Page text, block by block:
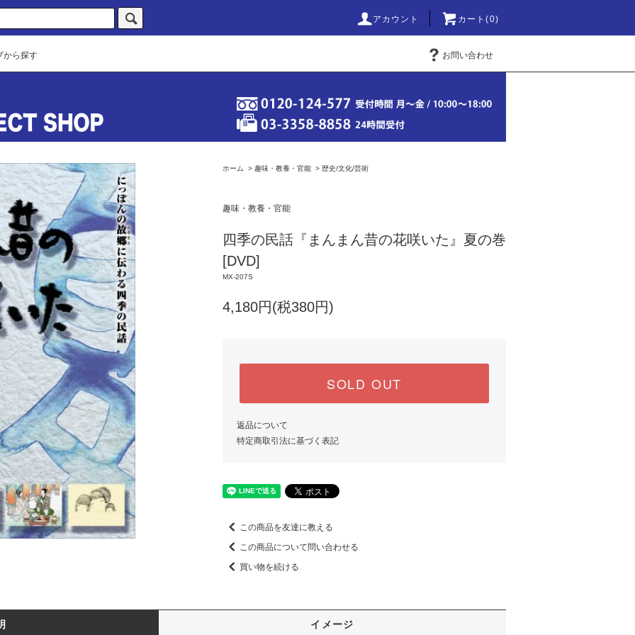
アカウント カート(0)
から探す お問い合わせ
ホーム > 趣味・教養・官能 > 歴史/文化/芸術
趣味・教養・官能
四季の民話『まんまん昔の花咲いた』夏の巻
[DVD]
MX-207S
4,180円(税380円)
SOLD OUT
返品について
特定商取引法に基づく表記
この商品を友達に教える
この商品について問い合わせる
買い物を続ける
イメージ